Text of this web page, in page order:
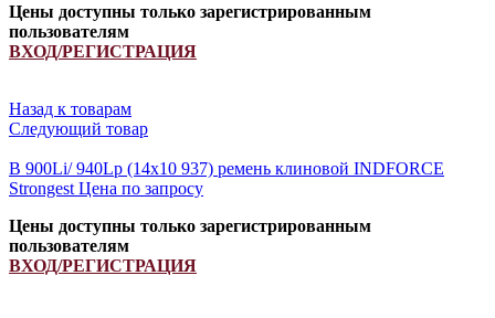
Цены доступны только зарегистрированным
пользователям
ВХОД/РЕГИСТРАЦИЯ
Назад к товарам
Следующий товар
B 900Li/ 940Lp (14x10 937) ремень клиновой INDFORCE
Strongest Цена по запросу
Цены доступны только зарегистрированным
пользователям
ВХОД/РЕГИСТРАЦИЯ